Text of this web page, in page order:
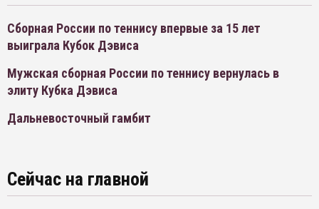
Сборная России по теннису впервые за 15 лет
выиграла Кубок Дэвиса
Мужская сборная России по теннису вернулась в
элиту Кубка Дэвиса
Дальневосточный гамбит
Сейчас на главной